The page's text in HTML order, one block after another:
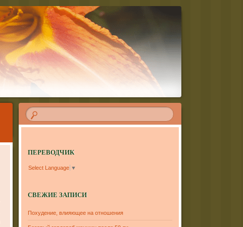
ПЕРЕВОДЧИК
Select Language ▼
СВЕЖИЕ ЗАПИСИ
Похудение, влияющее на отношения